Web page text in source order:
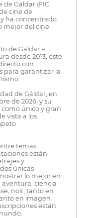
de Gáldar (FIC
cine de
y ha concentrado
mejor del cine
de Gáldar a
desde 2013, este
con
para garantizar la
de Gáldar, en
de 2026, y su
único y gran
vista a los
temas,
están
y
únicas
lo mejor en
ciencia
noir, tanto en
en imagen
están